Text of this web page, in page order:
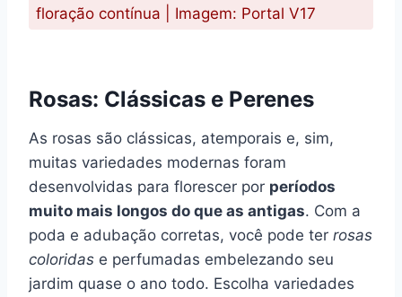
floração contínua | Imagem: Portal V17
Rosas: Clássicas e Perenes
As rosas são clássicas, atemporais e, sim,
muitas variedades modernas foram
desenvolvidas para florescer por períodos
muito mais longos do que as antigas. Com a
poda e adubação corretas, você pode ter rosas
coloridas e perfumadas embelezando seu
jardim quase o ano todo. Escolha variedades